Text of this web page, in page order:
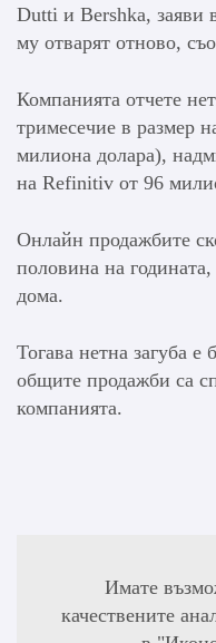
Dutti и Bershka, заяви
му отварят отново,
Компанията отчете
тримесечие в размер
милиона долара),
на Refinitiv от 96
Онлайн продажбите
половина на
дома.
Тогава нетна загуба
общите продажби са
компанията.
Имате
качествените